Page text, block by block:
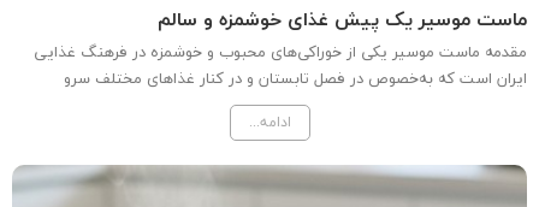
ماست موسیر یک پیش غذای خوشمزه و سالم
مقدمه ماست موسیر یکی از خوراکی‌های محبوب و خوشمزه در فرهنگ غذایی
ایران است که به‌خصوص در فصل تابستان و در کنار غذاهای مختلف سرو
می‌شود. این خوراکی نه تنها به عنوان یک پیش غذا در مهمانی‌ها و دورهمی‌ها
مورد استفاده قرار می‌گیرد، بلکه می‌تواند به عنوان...
ادامه...